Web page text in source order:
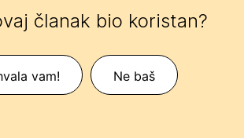
članak bio koristan?
vam! Ne baš